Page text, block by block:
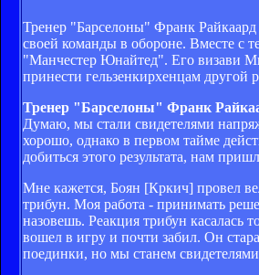
Тренер "Барселоны" Франк
своей команды в обороне. Вместе с
"Манчестер Юнайтед". Его визави
принести гельзенкирхенцам другой
Тренер "Барселоны" Франк
Думаю, мы стали свидетелями
хорошо, однако в первом тайме
добиться этого результата, нам
Мне кажется, Боян [Кркич] провел
трибун. Моя работа - принимать
назовешь. Реакция трибун касалась
вошел в игру и почти забил. Он
поединки, но мы станем